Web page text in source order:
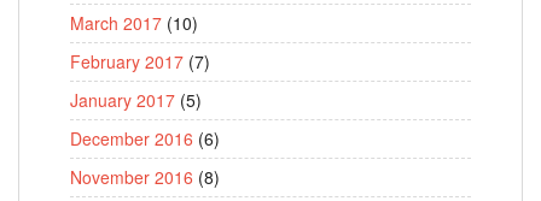
March 2017 (10)
February 2017 (7)
January 2017 (5)
December 2016 (6)
November 2016 (8)